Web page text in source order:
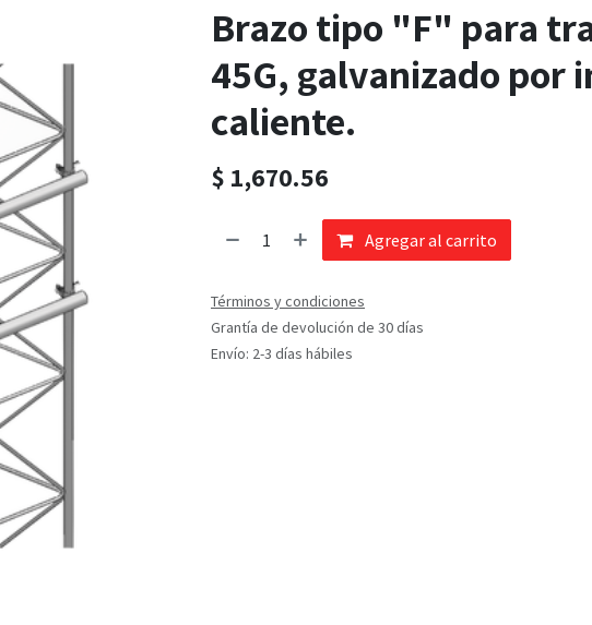
Brazo tipo "F" para
45G, galvanizado por
caliente.
$ 1,670.56
Agregar al carrito
Términos y condiciones
Grantía de devolución de 30 días
Envío: 2-3 días hábiles